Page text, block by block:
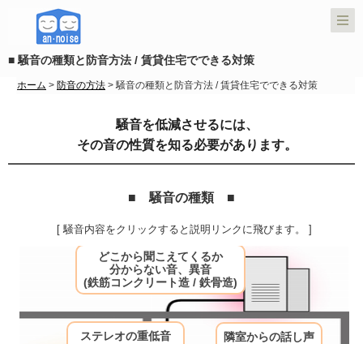
■ 騒音の種類と防音方法 / 賃貸住宅でできる対策
ホーム > 防音の方法 > 騒音の種類と防音方法 / 賃貸住宅でできる対策
騒音を低減させるには、
その音の性質を知る必要があります。
■ 騒音の種類 ■
[ 騒音内容をクリックすると説明リンクに飛びます。 ]
隣室からの話し声
ステレオの重低音
どこから聞こえてくるか
分からない音、異音
(鉄筋コンクリート造 / 鉄骨造)